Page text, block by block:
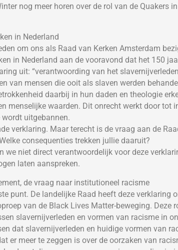
nog meer horen over de rol van de Quakers
in Nederland
om ons als Raad van Kerken Amsterdam
in Nederland aan de vooravond dat het 150
uit: “verantwoording van het
van mensen die ooit als slaven werden
daarbij in hun daden en theologie
menselijke waarden. Dit onrecht werkt door tot
uitgebannen.
verklaring. Maar terecht is de vraag aan de
consequenties trekken jullie daaruit?
we niet direct verantwoordelijk voor deze
laten aanspreken.
de vraag naar institutioneel racisme
punt. De landelijke Raad heeft deze verklaring
van de Black Lives Matter-beweging. Deze
slavernijverleden en vormen van racisme in
dat slavernijverleden en huidige vormen van
er meer te zeggen is over de oorzaken van